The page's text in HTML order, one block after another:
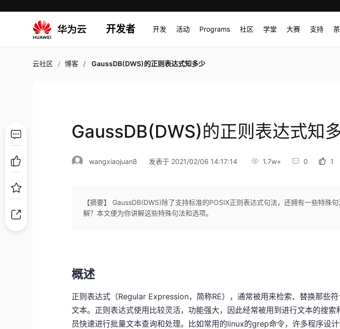
开发者 开发 活动 Programs 社区 学堂 大赛 支持
云社区 博客 GaussDB(DWS)的正则表达式知多少
GaussDB(DWS)的正则表达式知
wangxiaojuan8 发表于 2021/02/06 14:17:14 1.7w+ 0 1
【摘要】 GaussDB(DWS)除了支持标准的POSIX正则表达式句法，还拥有一些特殊
解？本文便为你讲解这些特殊句法和选项。
概述
正则表达式（Regular Expression，简称RE），通常被用来检索、替换那些
文本。正则表达式使用比较灵活，功能强大，因此经常被用到进行文本的搜索
员快速进行批量文本查询和处理。比如常用的linux的grep命令，许多程序设